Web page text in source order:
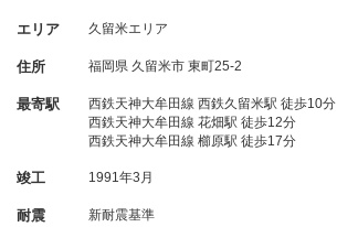
エリア 久留米エリア
住所 福岡県 久留米市 東町25-2
最寄駅
西鉄天神大牟田線 西鉄久留米駅 徒歩10分
西鉄天神大牟田線 花畑駅 徒歩12分
西鉄天神大牟田線 櫛原駅 徒歩17分
竣工 1991年3月
耐震 新耐震基準